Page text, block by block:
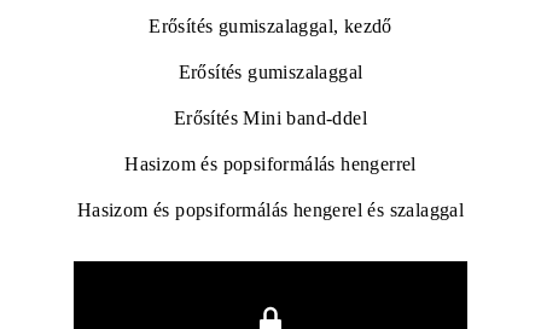
Erősítés gumiszalaggal, kezdő
Erősítés gumiszalaggal
Erősítés Mini band-ddel
Hasizom és popsiformálás hengerrel
Hasizom és popsiformálás hengerel és szalaggal